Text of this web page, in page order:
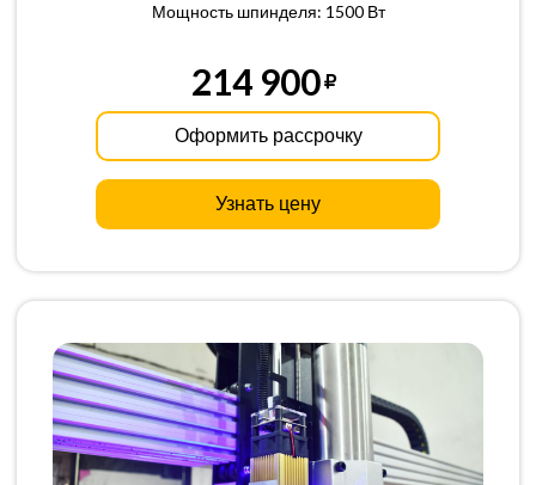
Мощность шпинделя: 1500 Вт
214 900
Оформить рассрочку
Узнать цену